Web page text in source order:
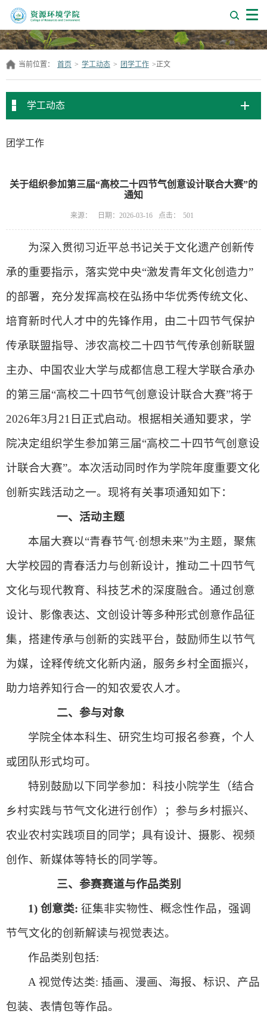
当前位置： 首页 > 学工动态 > 团学工作 >正文
学工动态
团学工作
关于组织参加第三届“高校二十四节气创意设计联合大赛”的
通知
来源： 日期：2026-03-16 点击： 501
为深入贯彻习近平总书记关于文化遗产创新传
承的重要指示，落实党中央“激发青年文化创造力”
的部署，充分发挥高校在弘扬中华优秀传统文化、
培育新时代人才中的先锋作用，由二十四节气保护
传承联盟指导、涉农高校二十四节气传承创新联盟
主办、中国农业大学与成都信息工程大学联合承办
的第三届“高校二十四节气创意设计联合大赛”将于
2026年3月21日正式启动。根据相关通知要求，学
院决定组织学生参加第三届“高校二十四节气创意设
计联合大赛”。本次活动同时作为学院年度重要文化
创新实践活动之一。现将有关事项通知如下：
一、活动主题
本届大赛以“青春节气·创想未来”为主题，聚焦
大学校园的青春活力与创新设计，推动二十四节气
文化与现代教育、科技艺术的深度融合。通过创意
设计、影像表达、文创设计等多种形式创意作品征
集，搭建传承与创新的实践平台，鼓励师生以节气
为媒，诠释传统文化新内涵，服务乡村全面振兴，
助力培养知行合一的知农爱农人才。
二、参与对象
学院全体本科生、研究生均可报名参赛，个人
或团队形式均可。
特别鼓励以下同学参加：科技小院学生（结合
乡村实践与节气文化进行创作）；参与乡村振兴、
农业农村实践项目的同学；具有设计、摄影、视频
创作、新媒体等特长的同学等。
三、参赛赛道与作品类别
1) 创意类:征集非实物性、概念性作品，强调
节气文化的创新解读与视觉表达。
作品类别包括:
A 视觉传达类: 插画、漫画、海报、标识、产品
包装、表情包等作品。